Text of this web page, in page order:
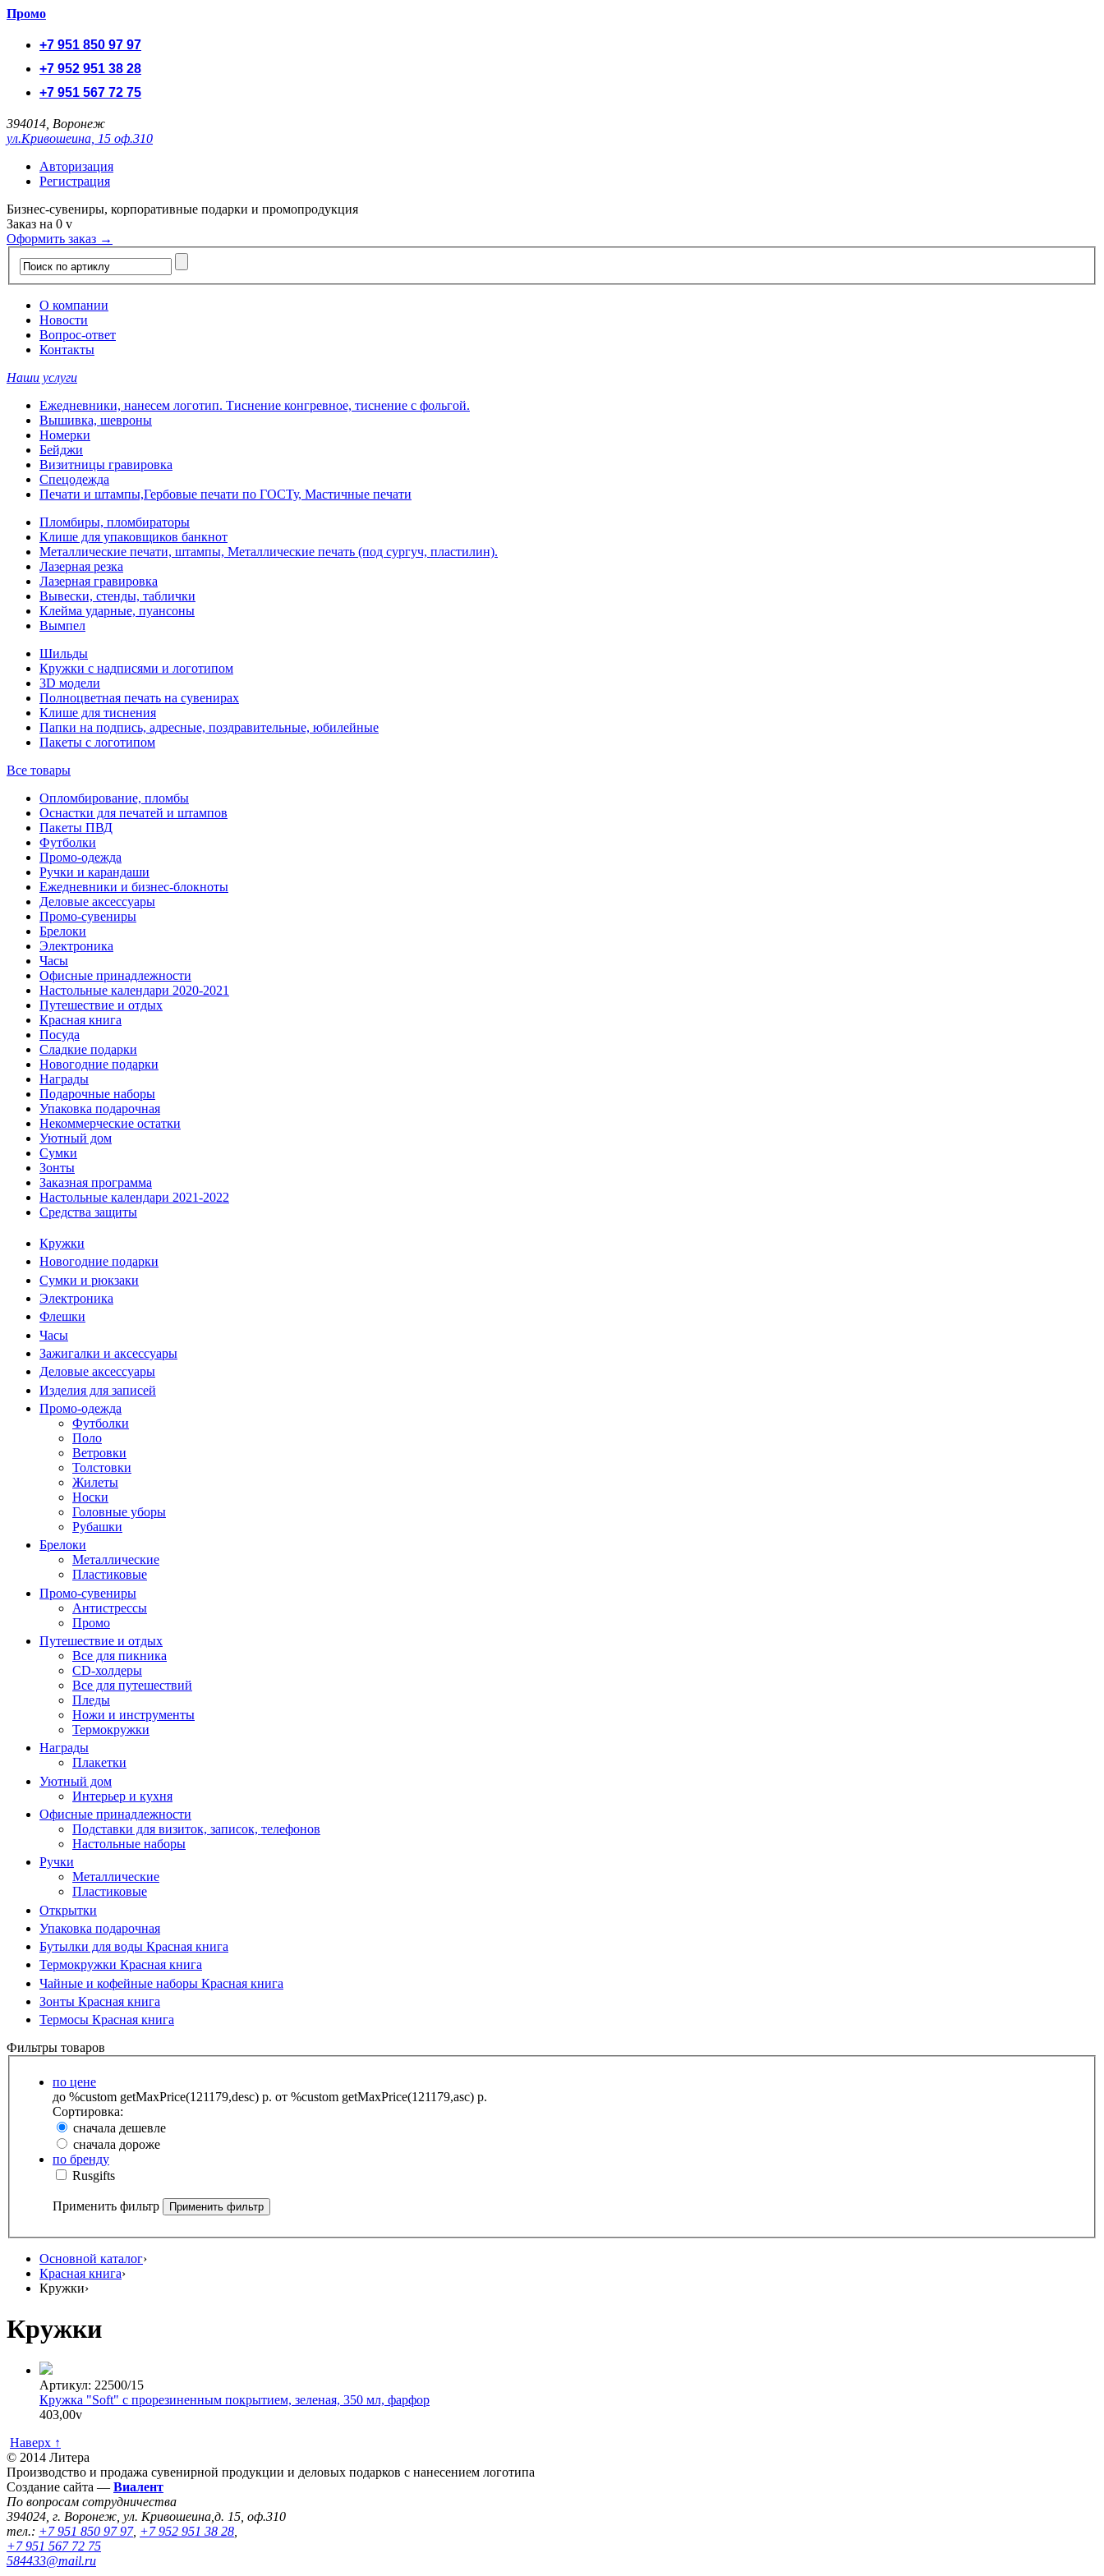
Промо
+7 951 850 97 97
+7 952 951 38 28
+7 951 567 72 75
394014, Воронеж
ул.Кривошеина, 15 оф.310
Авторизация
Регистрация
Бизнес-сувениры, корпоративные подарки и промопродукция
Заказ на 0 v
Оформить заказ →
О компании
Новости
Вопрос-ответ
Контакты
Наши услуги
Ежедневники, нанесем логотип. Тиснение конгревное, тиснение с фольгой.
Вышивка, шевроны
Номерки
Бейджи
Визитницы гравировка
Спецодежда
Печати и штампы,Гербовые печати по ГОСТу, Мастичные печати
Пломбиры, пломбираторы
Клише для упаковщиков банкнот
Металлические печати, штампы, Металлические печать (под сургуч, пластилин).
Лазерная резка
Лазерная гравировка
Вывески, стенды, таблички
Клейма ударные, пуансоны
Вымпел
Шильды
Кружки с надписями и логотипом
3D модели
Полноцветная печать на сувенирах
Клише для тиснения
Папки на подпись, адресные, поздравительные, юбилейные
Пакеты с логотипом
Все товары
Опломбирование, пломбы
Оснастки для печатей и штампов
Пакеты ПВД
Футболки
Промо-одежда
Ручки и карандаши
Ежедневники и бизнес-блокноты
Деловые аксессуары
Промо-сувениры
Брелоки
Электроника
Часы
Офисные принадлежности
Настольные календари 2020-2021
Путешествие и отдых
Красная книга
Посуда
Сладкие подарки
Новогодние подарки
Награды
Подарочные наборы
Упаковка подарочная
Некоммерческие остатки
Уютный дом
Сумки
Зонты
Заказная программа
Настольные календари 2021-2022
Средства защиты
Кружки
Новогодние подарки
Сумки и рюкзаки
Электроника
Флешки
Часы
Зажигалки и аксессуары
Деловые аксессуары
Изделия для записей
Промо-одежда
Футболки
Поло
Ветровки
Толстовки
Жилеты
Носки
Головные уборы
Рубашки
Брелоки
Металлические
Пластиковые
Промо-сувениры
Антистрессы
Промо
Путешествие и отдых
Все для пикника
CD-холдеры
Все для путешествий
Пледы
Ножи и инструменты
Термокружки
Награды
Плакетки
Уютный дом
Интерьер и кухня
Офисные принадлежности
Подставки для визиток, записок, телефонов
Настольные наборы
Ручки
Металлические
Пластиковые
Открытки
Упаковка подарочная
Бутылки для воды Красная книга
Термокружки Красная книга
Чайные и кофейные наборы Красная книга
Зонты Красная книга
Термосы Красная книга
Фильтры товаров
по цене
до %custom getMaxPrice(121179,desc) р. от %custom getMaxPrice(121179,asc) р.
Сортировка:
сначала дешевле
сначала дороже
по бренду
Rusgifts
Применить фильтр
Основной каталог›
Красная книга›
Кружки›
Кружки
Артикул: 22500/15
Кружка "Soft" с прорезиненным покрытием, зеленая, 350 мл, фарфор
403,00v
Наверх ↑
© 2014 Литера
Производство и продажа сувенирной продукции и деловых подарков с нанесением логотипа
Создание сайта — Виалент
По вопросам сотрудничества
394024, г. Воронеж, ул. Кривошеина,д. 15, оф.310
тел.: +7 951 850 97 97, +7 952 951 38 28
+7 951 567 72 75
584433@mail.ru